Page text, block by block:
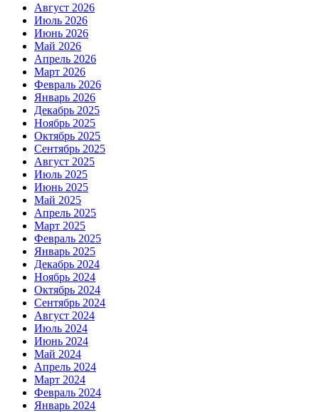
Август 2026
Июль 2026
Июнь 2026
Май 2026
Апрель 2026
Март 2026
Февраль 2026
Январь 2026
Декабрь 2025
Ноябрь 2025
Октябрь 2025
Сентябрь 2025
Август 2025
Июль 2025
Июнь 2025
Май 2025
Апрель 2025
Март 2025
Февраль 2025
Январь 2025
Декабрь 2024
Ноябрь 2024
Октябрь 2024
Сентябрь 2024
Август 2024
Июль 2024
Июнь 2024
Май 2024
Апрель 2024
Март 2024
Февраль 2024
Январь 2024